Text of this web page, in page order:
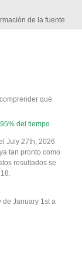
de la fuente
qué
del tiempo
July 27th, 2026
tan pronto como
resultados se
January 1st a